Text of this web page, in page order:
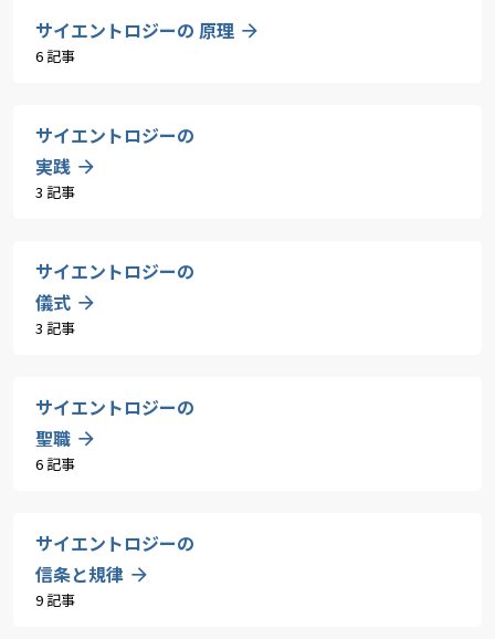
サイエントロジーの 原理
6 記事
サイエントロジーの
実践
3 記事
サイエントロジーの
儀式
3 記事
サイエントロジーの
聖職
6 記事
サイエントロジーの
信条と規律
9 記事